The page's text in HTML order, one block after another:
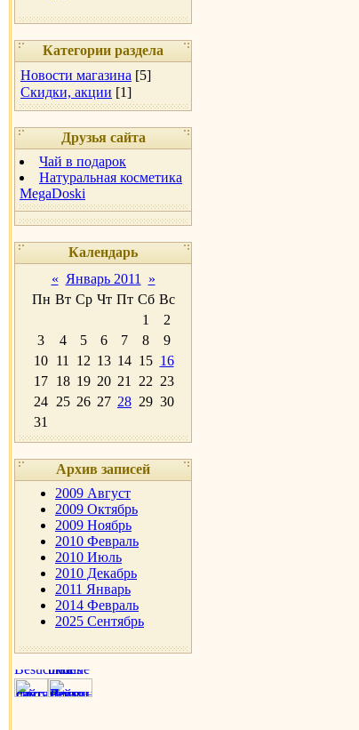
Категории раздела
Новости магазина [5]
Скидки, акции [1]
Друзья сайта
Чай в подарок
Натуральная косметика
MegaDoski
Календарь
« Январь 2011
»
Пн Вт Ср Чт Пт Сб Вс
1
2
3
4 5 6 7 8
9
10 11 12 13 14 15 16
17 18 19 20 21 22 23
24 25 26 27 28 29 30
31
Архив записей
2009 Август
2009 Октябрь
2009 Ноябрь
2010 Февраль
2010 Июль
2010 Декабрь
2011 Январь
2014 Февраль
2025 Сентябрь